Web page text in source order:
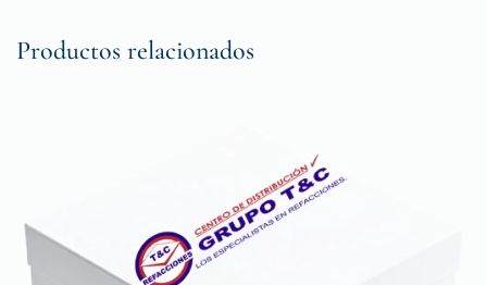
Productos relacionados